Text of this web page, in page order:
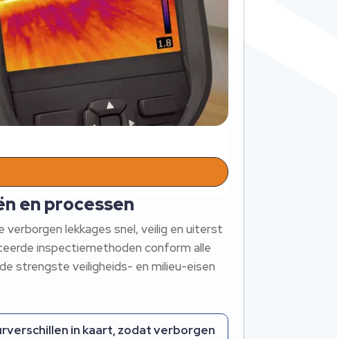
en processen
lekkages snel, veilig en uiterst
inspectiemethoden conform alle
strengste veiligheids- en milieu-eisen
in kaart, zodat verborgen